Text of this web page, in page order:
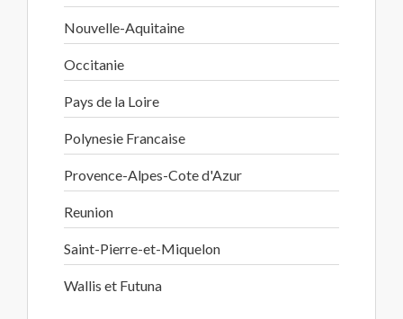
Nouvelle-Aquitaine
Occitanie
Pays de la Loire
Polynesie Francaise
Provence-Alpes-Cote d'Azur
Reunion
Saint-Pierre-et-Miquelon
Wallis et Futuna